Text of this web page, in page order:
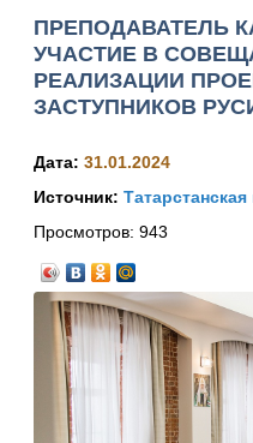
ПРЕПОДАВАТЕЛЬ
УЧАСТИЕ В
РЕАЛИЗАЦИИ
ЗАСТУПНИКОВ
Дата: 31.01.2024
Источник:
Просмотров: 943